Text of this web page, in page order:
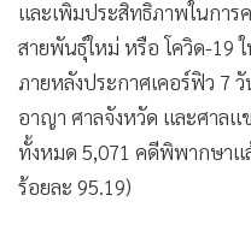
และเพิ่มประสิทธิภาพในการ
สายพันธุ์ใหม่ หรือ โควิด-19
ภายหลังประกาศเคอร์ฟิว 7
อาญา ศาลจังหวัด และศาล
ทั้งหมด 5,071 คดีพิพากษาแ
ร้อยละ 95.19)